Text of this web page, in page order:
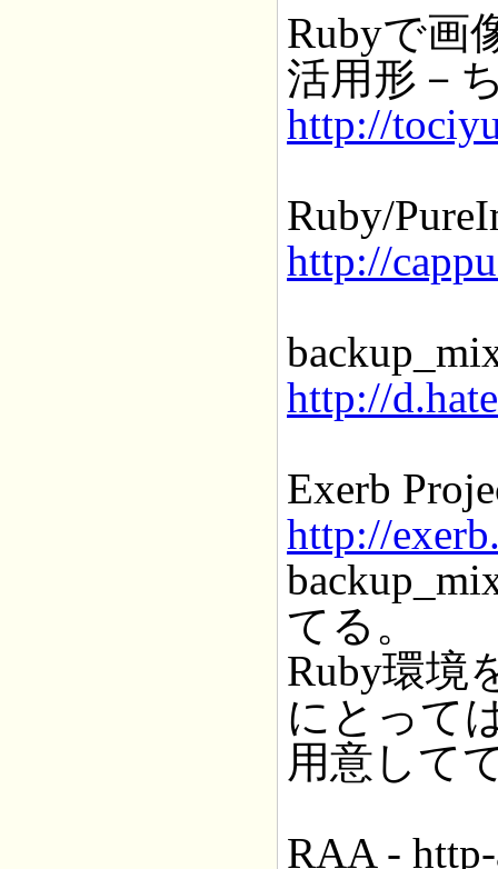
Rubyで画
活用形－
http://
Ruby/
http://
http://
Exerb
http://
てる。
Ruby環境
にとって
用意して
RAA - http-